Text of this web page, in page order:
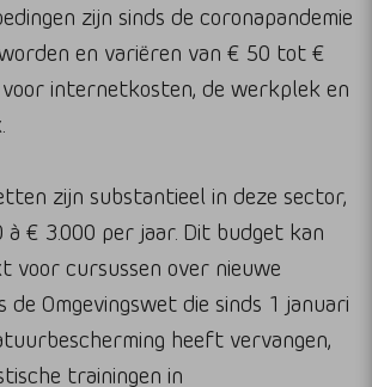
zijn sinds de coronapandemie
en variëren van € 50 tot €
internetkosten, de werkplek en
zijn substantieel in deze sector,
à € 3.000 per jaar. Dit budget kan
voor cursussen over nieuwe
de Omgevingswet die sinds 1 januari
heeft vervangen,
trainingen in